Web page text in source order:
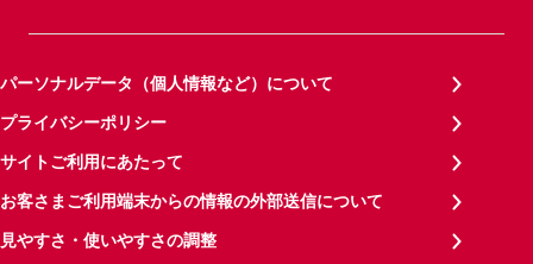
パーソナルデータ（個人情報など）について
プライバシーポリシー
サイトご利用にあたって
お客さまご利用端末からの情報の外部送信について
見やすさ・使いやすさの調整